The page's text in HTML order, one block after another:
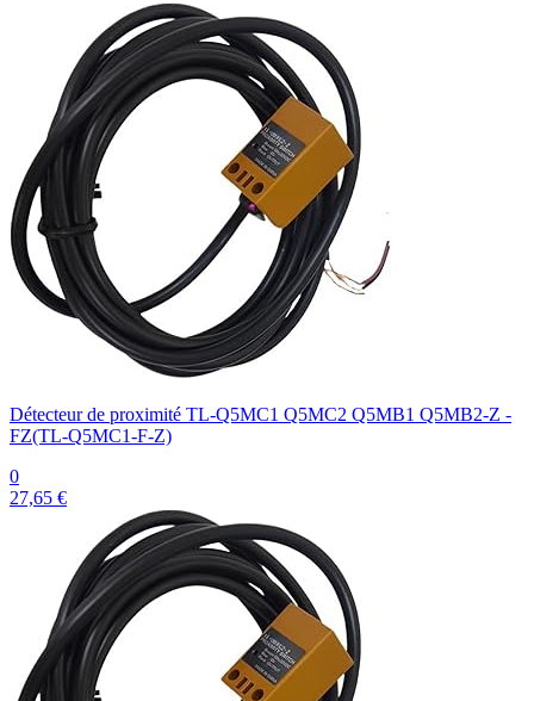
Détecteur de proximité TL-Q5MC1 Q5MC2 Q5MB1 Q5MB2-Z -
FZ(TL-Q5MC1-F-Z)
0
27,65 €